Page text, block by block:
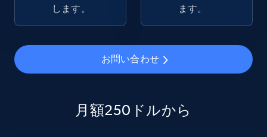
2.5K+ 今すぐ始める
eBay - Collect products from shops on eBay
Seller reviews, Breadcrumbs, Root category, and
します。
ます。
お問い合わせ
月額250ドルから